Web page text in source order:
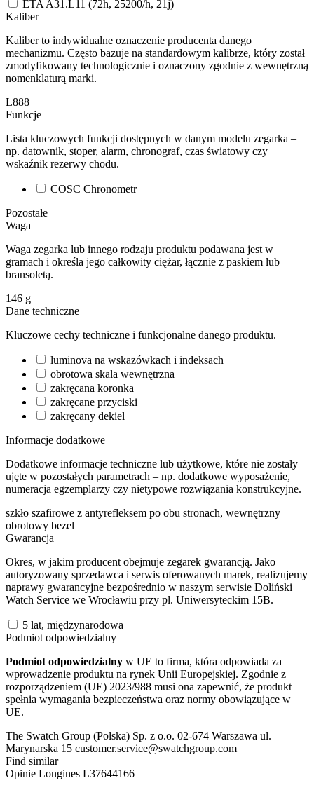
ETA A31.L11 (72h, 25200/h, 21j)
Kaliber
Kaliber to indywidualne oznaczenie producenta danego
mechanizmu. Często bazuje na standardowym kalibrze, który został
zmodyfikowany technologicznie i oznaczony zgodnie z wewnętrzną
nomenklaturą marki.
L888
Funkcje
Lista kluczowych funkcji dostępnych w danym modelu zegarka –
np. datownik, stoper, alarm, chronograf, czas światowy czy
wskaźnik rezerwy chodu.
COSC Chronometr
Pozostałe
Waga
Waga zegarka lub innego rodzaju produktu podawana jest w
gramach i określa jego całkowity ciężar, łącznie z paskiem lub
bransoletą.
146 g
Dane techniczne
Kluczowe cechy techniczne i funkcjonalne danego produktu.
luminova na wskazówkach i indeksach
obrotowa skala wewnętrzna
zakręcana koronka
zakręcane przyciski
zakręcany dekiel
Informacje dodatkowe
Dodatkowe informacje techniczne lub użytkowe, które nie zostały
ujęte w pozostałych parametrach – np. dodatkowe wyposażenie,
numeracja egzemplarzy czy nietypowe rozwiązania konstrukcyjne.
szkło szafirowe z antyrefleksem po obu stronach, wewnętrzny
obrotowy bezel
Gwarancja
Okres, w jakim producent obejmuje zegarek gwarancją. Jako
autoryzowany sprzedawca i serwis oferowanych marek, realizujemy
naprawy gwarancyjne bezpośrednio w naszym serwisie Doliński
Watch Service we Wrocławiu przy pl. Uniwersyteckim 15B.
5 lat, międzynarodowa
Podmiot odpowiedzialny
Podmiot odpowiedzialny w UE to firma, która odpowiada za
wprowadzenie produktu na rynek Unii Europejskiej. Zgodnie z
rozporządzeniem (UE) 2023/988 musi ona zapewnić, że produkt
spełnia wymagania bezpieczeństwa oraz normy obowiązujące w
UE.
The Swatch Group (Polska) Sp. z o.o. 02-674 Warszawa ul.
Marynarska 15 customer.service@swatchgroup.com
Find similar
Opinie Longines L37644166